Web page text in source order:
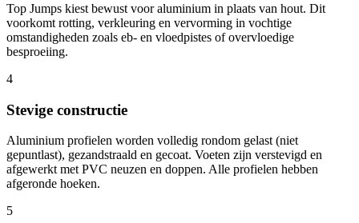
Top Jumps kiest bewust voor aluminium in plaats van hout. Dit
voorkomt rotting, verkleuring en vervorming in vochtige
omstandigheden zoals eb- en vloedpistes of overvloedige
besproeiing.
4
Stevige constructie
Aluminium profielen worden volledig rondom gelast (niet
gepuntlast), gezandstraald en gecoat. Voeten zijn verstevigd en
afgewerkt met PVC neuzen en doppen. Alle profielen hebben
afgeronde hoeken.
5